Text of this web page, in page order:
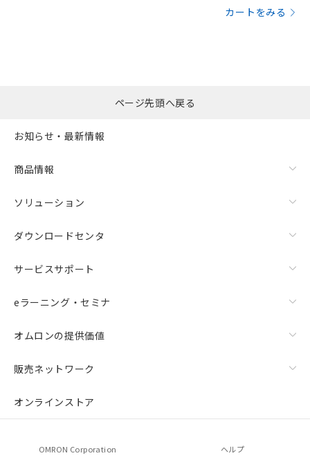
カートをみる
ページ先頭へ戻る
お知らせ・最新情報
商品情報
ソリューション
ダウンロードセンタ
サービスサポート
eラーニング・セミナ
オムロンの提供価値
販売ネットワーク
オンラインストア
OMRON Corporation ヘルプ